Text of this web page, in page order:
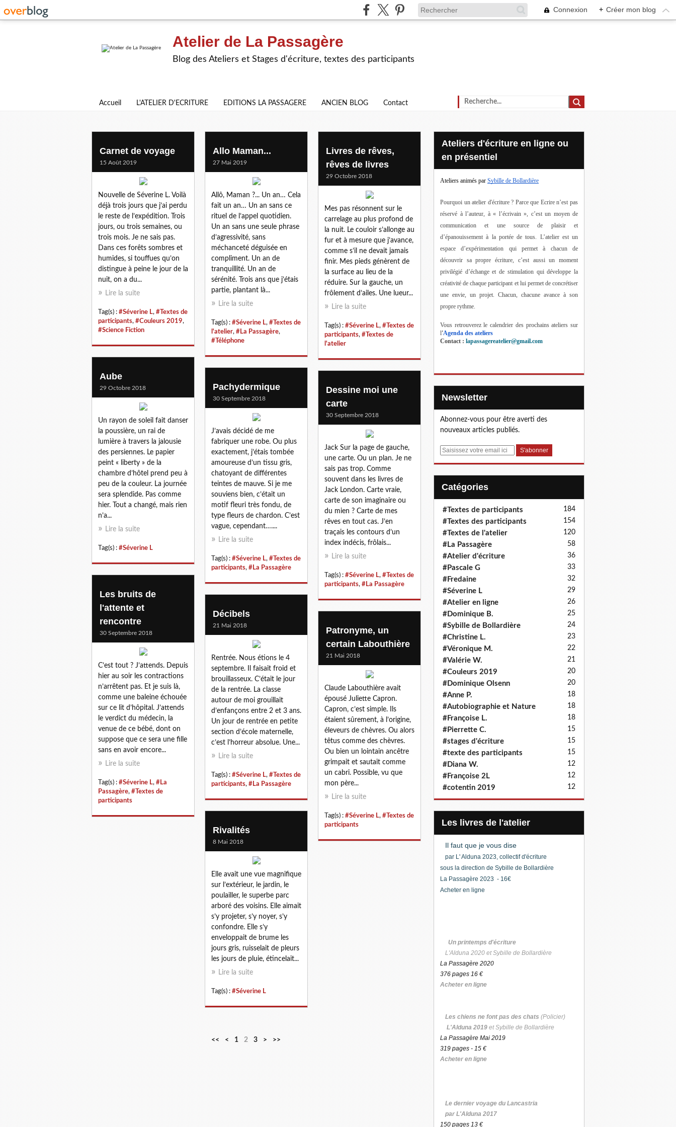
Connexion + Créer mon blog
Atelier de La Passagère
Blog des Ateliers et Stages d'écriture, textes des participants
Accueil L'ATELIER D'ECRITURE EDITIONS LA PASSAGERE ANCIEN BLOG Contact
severine l
Carnet de voyage
15 Août 2019
Nouvelle de Séverine L. Voilà
déjà trois jours que j’ai perdu
le reste de l’expédition. Trois
jours, ou trois semaines, ou
trois mois. Je ne sais pas.
Dans ces forêts sombres et
humides, si touffues qu’on
distingue à peine le jour de la
nuit, on a du...
Lire la suite
Tag(s) : #Séverine L, #Textes de
participants, #Couleurs 2019,
#Science Fiction
Allo Maman...
27 Mai 2019
Allô, Maman ?... Un an… Cela
fait un an… Un an sans ce
rituel de l’appel quotidien.
Un an sans une seule phrase
d’agressivité, sans
méchanceté déguisée en
compliment. Un an de
tranquillité. Un an de
sérénité. Trois ans que j’étais
partie, plantant là...
Lire la suite
Tag(s) : #Séverine L, #Textes de
l'atelier, #La Passagère,
#Téléphone
Livres de rêves,
rêves de livres
29 Octobre 2018
Mes pas résonnent sur le
carrelage au plus profond de
la nuit. Le couloir s’allonge au
fur et à mesure que j’avance,
comme s’il ne devait jamais
finir. Mes pieds génèrent de
la surface au lieu de la
réduire. Sur la gauche, un
frôlement d’ailes. Une lueur...
Lire la suite
Tag(s) : #Séverine L, #Textes de
participants, #Textes de
l'atelier
Aube
29 Octobre 2018
Un rayon de soleil fait danser
la poussière, un rai de
lumière à travers la jalousie
des persiennes. Le papier
peint « liberty » de la
chambre d’hôtel prend peu à
peu de la couleur. La journée
sera splendide. Pas comme
hier. Tout a changé, mais rien
n’a...
Lire la suite
Tag(s) : #Séverine L
Pachydermique
30 Septembre 2018
J’avais décidé de me
fabriquer une robe. Ou plus
exactement, j’étais tombée
amoureuse d’un tissu gris,
chatoyant de différentes
teintes de mauve. Si je me
souviens bien, c’était un
motif fleuri très fondu, de
type fleurs de chardon. C’est
vague, cependant…....
Lire la suite
Tag(s) : #Séverine L, #Textes de
participants, #La Passagère
Dessine moi une
carte
30 Septembre 2018
Jack Sur la page de gauche,
une carte. Ou un plan. Je ne
sais pas trop. Comme
souvent dans les livres de
Jack London. Carte vraie,
carte de son imaginaire ou
du mien ? Carte de mes
rêves en tout cas. J’en
traçais les contours d’un
index indécis, frôlais...
Lire la suite
Tag(s) : #Séverine L, #Textes de
participants, #La Passagère
Les bruits de
l'attente et
rencontre
30 Septembre 2018
C’est tout ? J’attends. Depuis
hier au soir les contractions
n’arrêtent pas. Et je suis là,
comme une baleine échouée
sur ce lit d’hôpital. J’attends
le verdict du médecin, la
venue de ce bébé, dont on
suppose que ce sera une fille
sans en avoir encore...
Lire la suite
Tag(s) : #Séverine L, #La
Passagère, #Textes de
participants
Décibels
21 Mai 2018
Rentrée. Nous étions le 4
septembre. Il faisait froid et
brouillasseux. C’était le jour
de la rentrée. La classe
autour de moi grouillait
d’enfançons entre 2 et 3 ans.
Un jour de rentrée en petite
section d’école maternelle,
c’est l’horreur absolue. Une...
Lire la suite
Tag(s) : #Séverine L, #Textes de
participants, #La Passagère
Patronyme, un
certain Labouthière
21 Mai 2018
Claude Labouthière avait
épousé Juliette Capron.
Capron, c’est simple. Ils
étaient sûrement, à l’origine,
éleveurs de chèvres. Ou alors
têtus comme des chèvres.
Ou bien un lointain ancêtre
grimpait et sautait comme
un cabri. Possible, vu que
mon père...
Lire la suite
Tag(s) : #Séverine L, #Textes de
participants
Rivalités
8 Mai 2018
Elle avait une vue magnifique
sur l’extérieur, le jardin, le
poulailler, le superbe parc
arboré des voisins. Elle aimait
s’y projeter, s’y noyer, s’y
confondre. Elle s’y
enveloppait de brume les
jours gris, ruisselait de pleurs
les jours de pluie, étincelait...
Lire la suite
Tag(s) : #Séverine L
<< < 1 2 3 > >>
Ateliers d'écriture en ligne ou
en présentiel
Ateliers animés par Sybille de Bollardière
Pourquoi un atelier d'écriture ? Parce que Ecrire n’est pas
réservé à l’auteur, à « l’écrivain », c’est un moyen de
communication et une source de plaisir et
d’épanouissement à la portée de tous. L’atelier est un
espace d’expérimentation qui permet à chacun de
découvrir sa propre écriture, c’est aussi un moment
privilégié d’échange et de stimulation qui développe la
créativité de chaque participant et lui permet de concrétiser
une envie, un projet. Chacun, chacune avance à son
propre rythme.
Vous retrouverez le calendrier des prochains ateliers sur
l'Agenda des ateliers
Contact : lapassagereatelier@gmail.com
Newsletter
Abonnez-vous pour être averti des
nouveaux articles publiés.
E
Catégories
#Textes de participants 184
#Textes des participants 154
#Textes de l'atelier 120
#La Passagère 58
#Atelier d'écriture 36
#Pascale G 33
#Fredaine 32
#Séverine L 29
#Atelier en ligne 26
#Dominique B. 25
#Sybille de Bollardière 24
#Christine L. 23
#Véronique M. 22
#Valérie W. 21
#Couleurs 2019 20
#Dominique Olsenn 20
#Anne P. 18
#Autobiographie et Nature 18
#Françoise L. 18
#Pierrette C. 15
#stages d'écriture 15
#texte des participants 15
#Diana W. 12
#Françoise 2L 12
#cotentin 2019 12
Les livres de l'atelier
Il faut que je vous dise
par L' Alduna 2023, collectif d'écriture
sous la direction de Sybille de Bollardière
La Passagère 2023 - 16€
Acheter en ligne
Un printemps d'écriture
L'Alduna 2020 et Sybille de Bollardière
La Passagère 2020
376 pages 16 €
Acheter en ligne
Les chiens ne font pas des chats (Policier)
L'Alduna 2019 et Sybille de Bollardière
La Passagère Mai 2019
319 pages - 15 €
Acheter en ligne
Le dernier voyage du Lancastria
par L'Alduna 2017
150 pages 13 €